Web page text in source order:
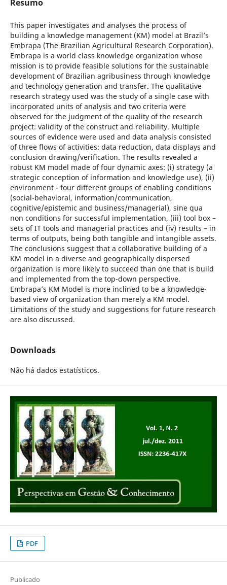
Resumo
This paper investigates and analyses the process of
building a knowledge management (KM) model at Brazil’s
Embrapa (The Brazilian Agricultural Research Corporation).
Embrapa is a world class knowledge organization whose
mission is to provide feasible solutions for the sustainable
development of Brazilian agribusiness through knowledge
and technology generation and transfer. The qualitative
research strategy used was the study of a single case with
incorporated units of analysis and two criteria were
observed for the judgment of the quality of the research
project: validity of the construct and reliability. Multiple
sources of evidence were used and data analysis consisted
of three flows of activities: data reduction, data displays and
conclusion drawing/verification. The results revealed a
robust KM model made of four dynamic axes: (i) strategy (a
strategic conception of information and knowledge use), (ii)
environment - four different groups of enabling conditions
(social-behavioral, information/communication,
cognitive/epistemic and business/managerial), sine qua
non conditions for successful implementation, (iii) tool box –
sets of IT tools and managerial practices and (iv) results – in
terms of outputs, being both tangible and intangible assets.
The conclusions suggest that a collaborative building of a
KM model in a diverse and geographically dispersed
organization is more likely to succeed than one that is build
and implemented from the top-down perspective.
Embrapa’s KM Model is more inclined to be a knowledge-
based view of organization than merely a KM model.
Limitations of the study and suggestions for future research
are also discussed.
Downloads
Não há dados estatísticos.
PDF
Publicado